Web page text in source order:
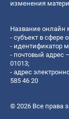
изменения
Название онлайн
- субъект в сфере
- идентификатор
- почтовый адрес
01013;
- адрес
585 46 20
© 2026 Все права